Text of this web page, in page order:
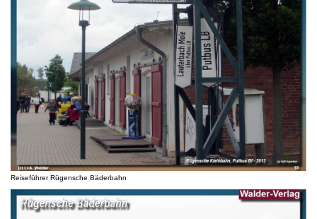
Reiseführer Rügensche Bäderbahn